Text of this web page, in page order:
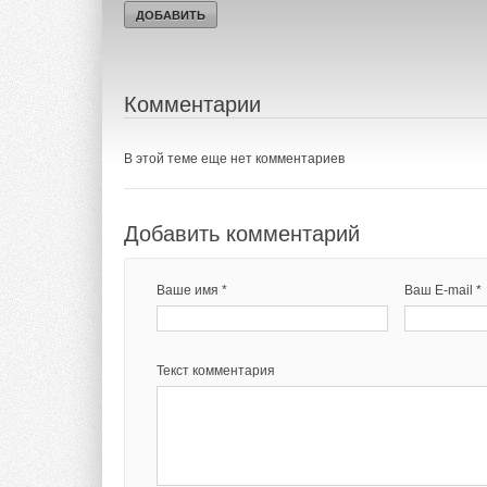
Тэги: Ассоциация специалистов ВИЭ «Зеленый
Комментарии
В этой теме еще нет комментариев
Добавить комментарий
Ваше имя * Ваш E-mail *
Текст комментария